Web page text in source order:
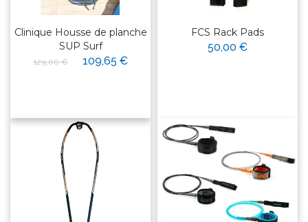
Clinique Housse de planche
SUP Surf
129,00 € 109,65 €
FCS Rack Pads
50,00 €